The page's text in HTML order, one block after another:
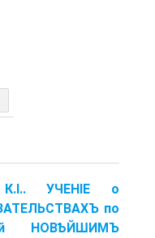
К.І.. УЧЕНІЕ о
по
НОВѢЙШИМЪ